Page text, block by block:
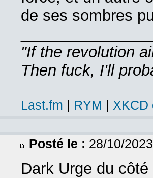
de ses sombres
"If the revolution
Then fuck, I'll
Last.fm | RYM | XKCD
Posté le : 28/10/
Dark Urge du